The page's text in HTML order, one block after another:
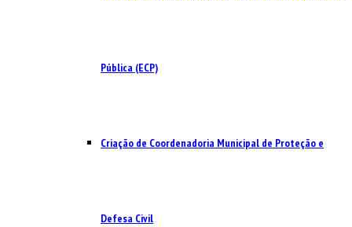
Pública (ECP)
Criação de Coordenadoria Municipal de Proteção e
Defesa Civil